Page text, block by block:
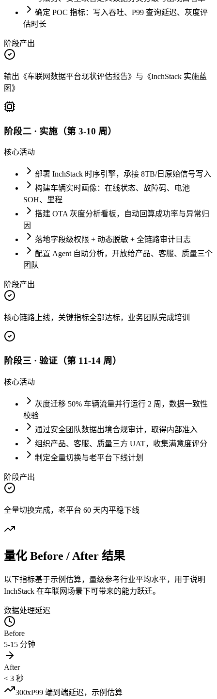
确定 POC 指标：写入吞吐、P99 查询延迟、灰度评
估时长
阶段产出
输出《车联网数据平台现状评估报告》与《InchStack 实施蓝
图》
阶段二 · 实施（第 3-10 周）
核心活动
部署 InchStack 时序引擎，承接 8TB/日原始信号写入
构建车辆实时画像：在线状态、故障码、电池
SOH、里程
搭建 OTA 灰度分析看板，自动回算成功率与异常归
因
落地字段级权限 + 动态脱敏 + 全链路审计日志
配置 Agent 自助分析，开放给产品、客服、质量三个
团队
阶段产出
核心链路上线，关键指标全部达标，业务团队完成培训
阶段三 · 验证（第 11-14 周）
核心活动
灰度迁移 50% 车辆流量并行运行 2 周，数据一致性
校验
通过安全团队数据出境合规审计，取得内部准入
组织产品、客服、质量三方 UAT，收集满意度评分
制定全量切换与老平台下线计划
阶段产出
全量切换完成，老平台 60 天内平稳下线
量化 Before / After 结果
以下指标基于示例估算，量级参考行业平均水平，用于说明
InchStack 在车联网场景下可带来的能力跃迁。
数据处理延迟
Before
5-15 分钟
After
< 3 秒
300xP99 端到端延迟，示例估算